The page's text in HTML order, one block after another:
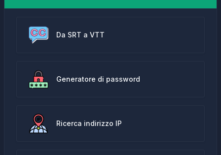
Da SRT a VTT
Generatore di password
Ricerca indirizzo IP